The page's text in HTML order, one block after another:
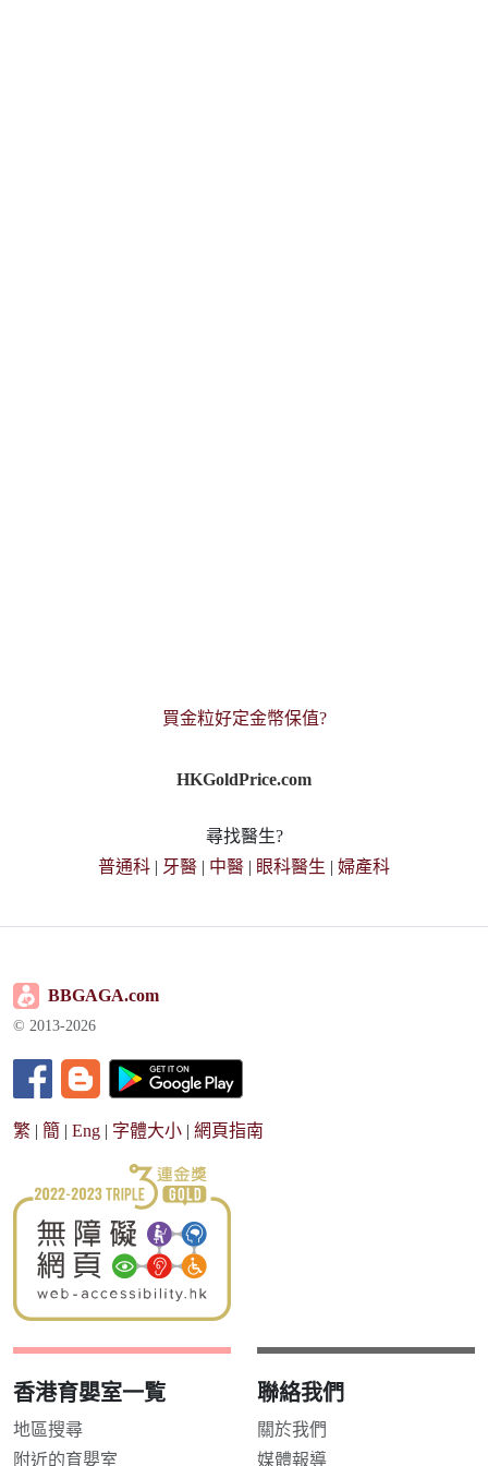
買金粒好定金幣保值?
HKGoldPrice.com
尋找醫生?
普通科 | 牙醫 | 中醫 | 眼科醫生 | 婦產科
BBGAGA.com
© 2013-2026
繁 | 簡 | Eng | 字體大小 | 網頁指南
香港育嬰室一覧
地區搜尋
附近的育嬰室
聯絡我們
關於我們
媒體報導